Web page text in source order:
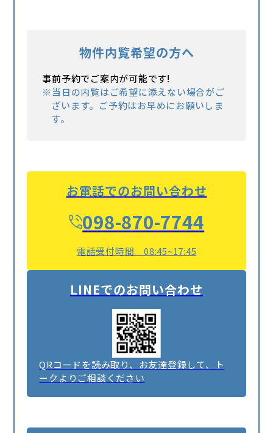
い方が良いです。
なぜなら、動作確認をしっかりしていただくこと
で、トラブルを回避することができるからです。
その他、変動費以外にも賃料、管理費、看板使用
料、店舗物件の使用収益によって発生する費用は引
き渡し日までは売主が負担する必要があります。
物件内覧希望の方へ
事前予約でご案内が可能です!
※当日の内覧はご希望に添えない場合がご
ざいます。ご予約はお早めにお願いしま
す。
お電話でのお問い合わせ
098-870-7744
電話受付時間 08:45~17:45
LINEでのお問い合わせ
QRコードを読み取り、お友達登録して、ト
ークよりご相談ください